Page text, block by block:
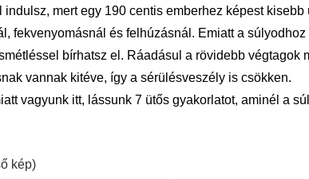
mert egy 190 centis emberhez képest kisebb
fekvenyomásnál és felhúzásnál. Emiatt a súlyodhoz
bírhatsz el. Ráadásul a rövidebb végtagok
vannak kitéve, így a sérülésveszély is csökken.
vagyunk itt, lássunk 7 ütős gyakorlatot, aminél a
kép)